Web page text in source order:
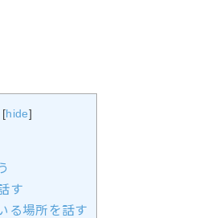
[hide]
す
る場所を話す